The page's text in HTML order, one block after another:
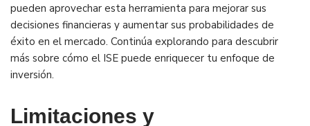
pueden aprovechar esta herramienta para mejorar sus
decisiones financieras y aumentar sus probabilidades de
éxito en el mercado. Continúa explorando para descubrir
más sobre cómo el ISE puede enriquecer tu enfoque de
inversión.
Limitaciones y